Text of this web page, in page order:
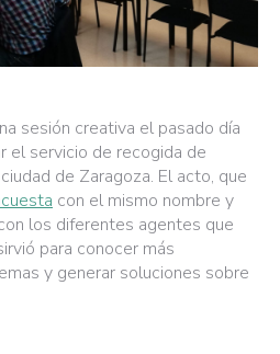
sesión creativa el pasado día
el servicio de recogida de
de Zaragoza. El acto, que
con el mismo nombre y
los diferentes agentes que
para conocer más
y generar soluciones sobre